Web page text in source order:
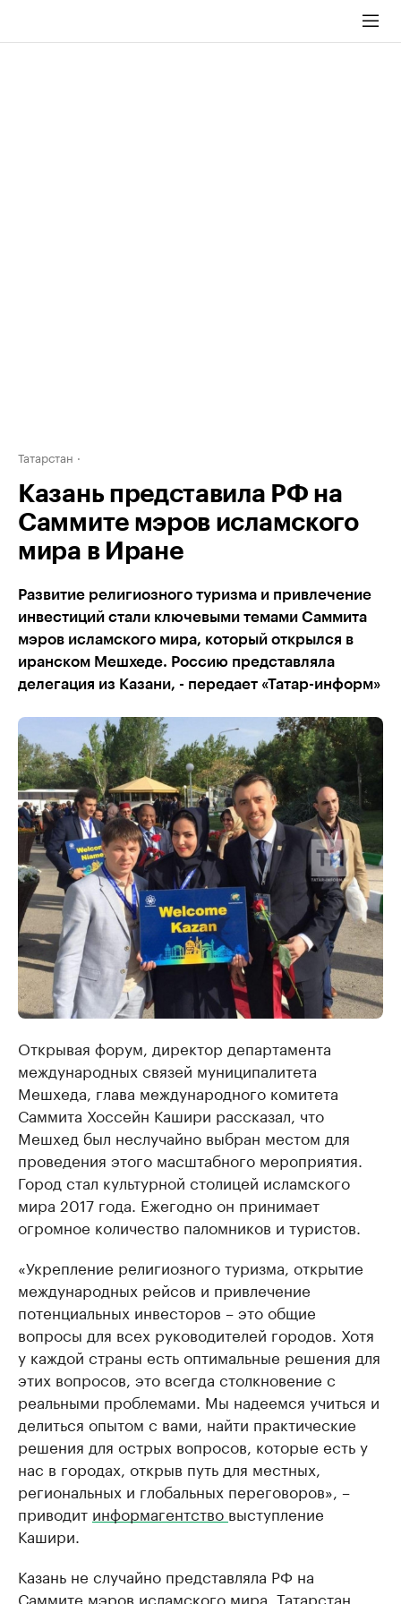
Татарстан
Казань представила РФ на
Саммите мэров исламского
мира в Иране
Развитие религиозного туризма и привлечение
инвестиций стали ключевыми темами Саммита
мэров исламского мира, который открылся в
иранском Мешхеде. Россию представляла
делегация из Казани, - передает «Татар-информ»
Открывая форум, директор департамента
международных связей муниципалитета
Мешхеда, глава международного комитета
Саммита Хоссейн Кашири рассказал, что
Мешхед был неслучайно выбран местом для
проведения этого масштабного мероприятия.
Город стал культурной столицей исламского
мира 2017 года. Ежегодно он принимает
огромное количество паломников и туристов.
«Укрепление религиозного туризма, открытие
международных рейсов и привлечение
потенциальных инвесторов – это общие
вопросы для всех руководителей городов. Хотя
у каждой страны есть оптимальные решения для
этих вопросов, это всегда столкновение с
реальными проблемами. Мы надеемся учиться и
делиться опытом с вами, найти практические
решения для острых вопросов, которые есть у
нас в городах, открыв путь для местных,
региональных и глобальных переговоров», –
приводит информагентство выступление
Кашири.
Казань не случайно представляла РФ на
Саммите мэров исламского мира. Татарстан